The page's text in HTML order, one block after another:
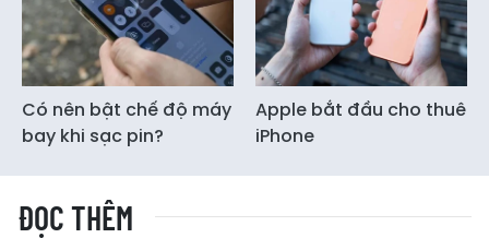
Có nên bật chế độ máy
bay khi sạc pin?
Apple bắt đầu cho thuê
iPhone
ĐỌC THÊM